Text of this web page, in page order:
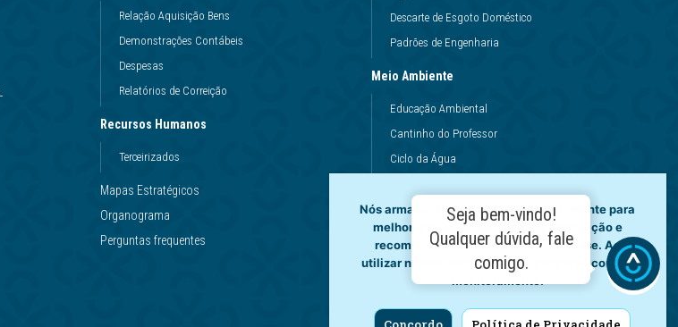
Relação Aquisição Bens
Demonstrações Contábeis
Despesas
Relatórios de Correição
Recursos Humanos
Terceirizados
Mapas Estratégicos
Organograma
Perguntas frequentes
Descarte de Esgoto Doméstico
Padrões de Engenharia
Meio Ambiente
Educação Ambiental
Cantinho do Professor
Ciclo da Água
Dinâmicas da Escola
Princípios de Higiene
Utilização da Água
Fale Conosco
Nós armazenamos dados temporariamente para
melhorar a sua experiência de navegação e
recomendar conteúdo de seu interesse. Ao
utilizar nossos serviços, você concorda com tal
Seja bem-vindo!
Qualquer dúvida, fale
comigo.